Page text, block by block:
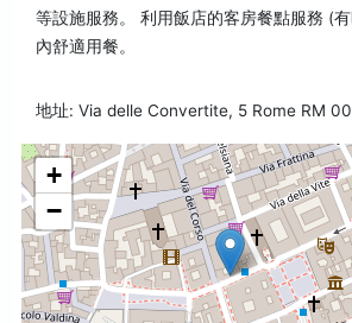
等設施服務。 利用飯店的客房餐點服務 (
內舒適用餐。
地址: Via delle Convertite, 5 Rome RM
+
−